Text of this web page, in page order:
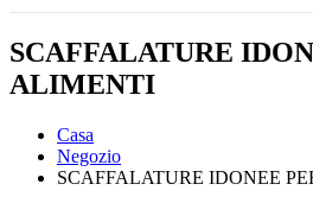
SCAFFALATURE
ALIMENTI
Casa
Negozio
SCAFFALATURE IDONEE